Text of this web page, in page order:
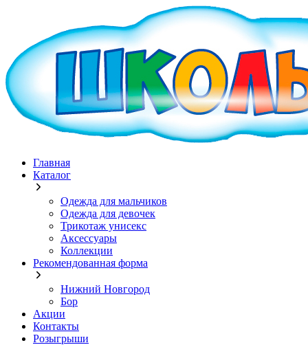
Главная
Каталог
Одежда для мальчиков
Одежда для девочек
Трикотаж унисекс
Аксессуары
Коллекции
Рекомендованная форма
Нижний Новгород
Бор
Акции
Контакты
Розыгрыши